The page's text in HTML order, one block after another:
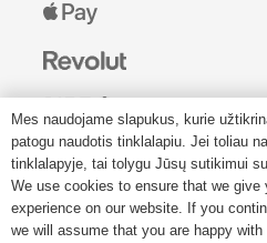
© 2022-2026
© El. parduotuvės
Mes naudojame slapukus, kurie
patogu naudotis tinklalapiu. Jei toliau
tinklalapyje, tai tolygu Jūsų sutikimui
We use cookies to ensure that we give
experience on our website. If you
we will assume that you are happy with